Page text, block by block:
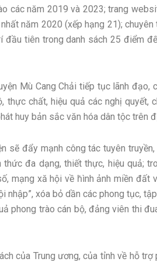
các năm 2019 và 2023; trang
năm 2020 (xếp hạng 21); chuyên
tiên trong danh sách 25 điểm
Mù Cang Chải tiếp tục lãnh đạo,
chất, hiệu quả các nghị quyết,
huy bản sắc văn hóa dân tộc trên
sẽ đẩy mạnh công tác tuyên
đa dạng, thiết thực, hiệu quả;
mạng xă hội về h́ình ảnh miền đất
nhập”, xóa bỏ dần các phong tục,
phong trào cán bộ, đảng viên thi
của Trung ương, của tỉnh về hỗ trợ